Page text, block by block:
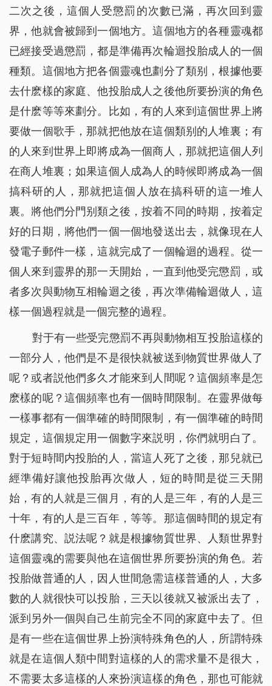
二次之後，這個人受懲罰的次數已滿，再次回到靈
界，他就會被歸到一個地方。這個地方的各種靈魂都
已經接受過懲罰，都是準備再次輪迴投胎成人的一個
種類。這個地方把各個靈魂也劃分了類别，根據他要
去什麽樣的家庭、他投胎成人之後他所要扮演的角色
是什麽等等來劃分。比如，有的人來到這個世界上將
要做一個歌手，那就把他放在這個類别的人堆裏；有
的人來到世界上即將成為一個商人，那就把這個人列
在商人堆裏；如果這個人成為人的時候即將成為一個
搞科研的人，那就把這個人放在搞科研的這一堆人
裏。將他們分門别類之後，按着不同的時期，按着定
好的日期，將他們一個一個地發送出去，就像現在人
發電子郵件一樣，這就完成了一個輪迴的過程。從一
個人來到靈界的那一天開始，一直到他受完懲罰，或
者多次與動物互相輪迴之後，再次準備輪迴做人，這
樣一個過程就是一個完整的過程。
對于有一些受完懲罰不再與動物相互投胎這樣的
一部分人，他們是不是很快就被送到物質世界做人了
呢？或者説他們多久才能來到人間呢？這個頻率是怎
麽樣的呢？這個頻率也有一個時間限制。在靈界做每
一樣事都有一個準確的時間限制，有一個準確的時間
規定，這個規定用一個數字來説明，你們就明白了。
對于短時間内投胎的人，當這人死了之後，那兒就已
經準備好讓他投胎再次做人，短的時間是從三天開
始，有的人就是三個月，有的人是三年，有的人是三
十年，有的人是三百年，等等。那這個時間的規定有
什麽講究、説法呢？就是根據物質世界、人類世界對
這個靈魂的需要與他在這個世界所要扮演的角色。若
投胎做普通的人，因人世間急需這樣普通的人，大多
數的人就很快可以投胎，三天以後就又被派出去了，
派到另外一個與自己生前完全不同的家庭中去了。但
是有一些在這個世界上扮演特殊角色的人，所謂特殊
就是在這個人類中間對這樣的人的需求量不是很大，
不需要太多這樣的人來扮演這樣的角色，那也可能就